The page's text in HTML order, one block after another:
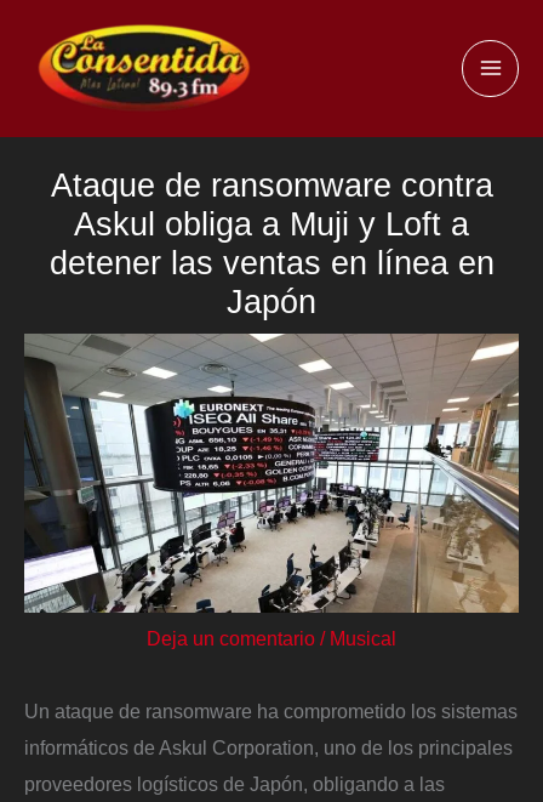
contenido
Ataque de ransomware contra
Askul obliga a Muji y Loft a
detener las ventas en línea en
Japón
Deja un comentario / Musical
Un ataque de ransomware ha comprometido los sistemas
informáticos de Askul Corporation, uno de los principales
proveedores logísticos de Japón, obligando a las